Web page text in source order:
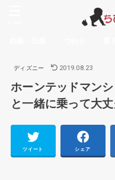
ディズニー 2019.08.23
ホーンテッドマン
と一緒に乗って大
ツイート シェア